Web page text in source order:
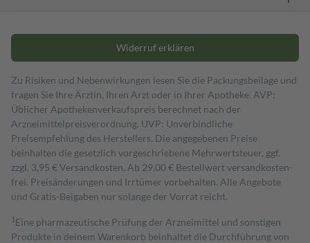
Widerruf erklären
Zu Risiken und Nebenwirkungen lesen Sie die Packungsbeilage und
fragen Sie Ihre Ärztin, Ihren Arzt oder in Ihrer Apotheke. AVP:
Üblicher Apothekenverkaufspreis berechnet nach der
Arzneimittelpreisverordnung. UVP: Unverbindliche
Preisempfehlung des Herstellers. Die angegebenen Preise
beinhalten die gesetzlich vorgeschriebene Mehrwertsteuer, ggf.
zzgl. 3,95 € Versandkosten. Ab 29,00 € Bestell­wert versand­kosten­
frei. Preisänderungen und Irrtümer vorbehalten. Alle Angebote
und Gratis-Beigaben nur solange der Vorrat reicht.
1 Eine pharmazeutische Prüfung der Arzneimittel und sonstigen
Produkte in deinem Warenkorb beinhaltet die Durchführung von